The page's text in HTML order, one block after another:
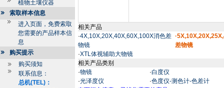
植物土壤仪器
索取样本信息
进入页面，免费索取
您需要的产品样本信
息
购买提示
购买须知
联系信息：
总机(TEL)：
相关产品
·4X,10X,20X,40X,60X,100X消色差
物镜
差物镜
·XTL体视辅助大物镜
相关产品类别
·物镜 ·白度仪
·光泽度仪 ·色度仪-测色计-色差计